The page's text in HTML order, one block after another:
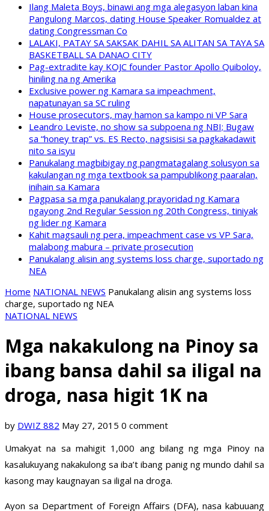
Ilang Maleta Boys, binawi ang mga alegasyon laban kina
Pangulong Marcos, dating House Speaker Romualdez at
dating Congressman Co
LALAKI, PATAY SA SAKSAK DAHIL SA ALITAN SA TAYA SA
BASKETBALL SA DANAO CITY
Pag-extradite kay KOJC founder Pastor Apollo Quiboloy,
hiniling na ng Amerika
Exclusive power ng Kamara sa impeachment,
napatunayan sa SC ruling
House prosecutors, may hamon sa kampo ni VP Sara
Leandro Leviste, no show sa subpoena ng NBI; Bugaw
sa “honey trap” vs. ES Recto, nagsisisi sa pagkakadawit
nito sa isyu
Panukalang magbibigay ng pangmatagalang solusyon sa
kakulangan ng mga textbook sa pampublikong paaralan,
inihain sa Kamara
Pagpasa sa mga panukalang prayoridad ng Kamara
ngayong 2nd Regular Session ng 20th Congress, tiniyak
ng lider ng Kamara
Kahit magsauli ng pera, impeachment case vs VP Sara,
malabong mabura – private prosecution
Panukalang alisin ang systems loss charge, suportado ng
NEA
Home NATIONAL NEWS Panukalang alisin ang systems loss
charge, suportado ng NEA
NATIONAL NEWS
Mga nakakulong na Pinoy sa
ibang bansa dahil sa iligal na
droga, nasa higit 1K na
by DWIZ 882 May 27, 2015 0 comment
Umakyat na sa mahigit 1,000 ang bilang ng mga Pinoy na
kasalukuyang nakakulong sa iba’t ibang panig ng mundo dahil sa
kasong may kaugnayan sa iligal na droga.
Ayon sa Department of Foreign Affairs (DFA), nasa kabuuang